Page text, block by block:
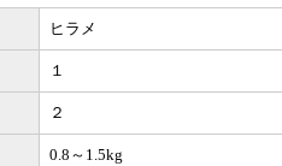
ヒラメ
１
２
0.8～1.5kg